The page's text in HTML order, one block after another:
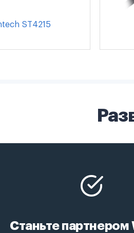
ST4215
Станьте партнером